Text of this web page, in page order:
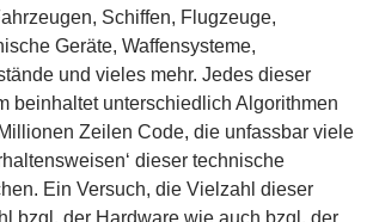
Schiffen, Flugzeuge,
Geräte, Waffensysteme,
und vieles mehr. Jedes dieser
beinhaltet unterschiedlich Algorithmen
Zeilen Code, die unfassbar viele
dieser technische
Ein Versuch, die Vielzahl dieser
bzgl. der Hardware wie auch bzgl. der